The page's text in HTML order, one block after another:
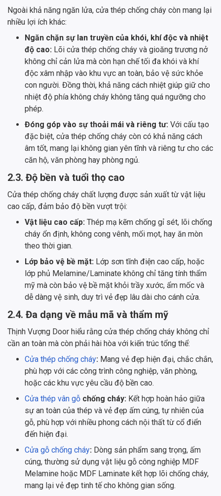
Ngoài khả năng ngăn lửa, cửa thép chống cháy còn mang lại
nhiều lợi ích khác:
Ngăn chặn sự lan truyền của khói, khí độc và nhiệt
độ cao: Lõi cửa thép chống cháy và gioăng trương nở
không chỉ cản lửa mà còn hạn chế tối đa khói và khí
độc xâm nhập vào khu vực an toàn, bảo vệ sức khỏe
con người. Đồng thời, khả năng cách nhiệt giúp giữ cho
nhiệt độ phía không cháy không tăng quá ngưỡng cho
phép.
Đóng góp vào sự thoải mái và riêng tư: Với cấu tạo
đặc biệt, cửa thép chống cháy còn có khả năng cách
âm tốt, mang lại không gian yên tĩnh và riêng tư cho các
căn hộ, văn phòng hay phòng ngủ.
2.3. Độ bền và tuổi thọ cao
Cửa thép chống cháy chất lượng được sản xuất từ vật liệu
cao cấp, đảm bảo độ bền vượt trội:
Vật liệu cao cấp: Thép mạ kẽm chống gỉ sét, lõi chống
cháy ổn định, không cong vênh, mối mọt, hay ăn mòn
theo thời gian.
Lớp bảo vệ bề mặt: Lớp sơn tĩnh điện cao cấp, hoặc
lớp phủ Melamine/Laminate không chỉ tăng tính thẩm
mỹ mà còn bảo vệ bề mặt khỏi trầy xước, ẩm mốc và
dễ dàng vệ sinh, duy trì vẻ đẹp lâu dài cho cánh cửa.
2.4. Đa dạng về mẫu mã và thẩm mỹ
Thịnh Vượng Door hiểu rằng cửa thép chống cháy không chỉ
cần an toàn mà còn phải hài hòa với kiến trúc tổng thể:
Cửa thép chống cháy: Mang vẻ đẹp hiện đại, chắc chắn,
phù hợp với các công trình công nghiệp, văn phòng,
hoặc các khu vực yêu cầu độ bền cao.
Cửa thép vân gỗ chống cháy: Kết hợp hoàn hảo giữa
sự an toàn của thép và vẻ đẹp ấm cúng, tự nhiên của
gỗ, phù hợp với nhiều phong cách nội thất từ cổ điển
đến hiện đại.
Cửa gỗ chống cháy: Dòng sản phẩm sang trọng, ấm
cúng, thường sử dụng vật liệu gỗ công nghiệp MDF
Melamine hoặc MDF Laminate kết hợp lõi chống cháy,
mang lại vẻ đẹp tinh tế cho không gian sống.